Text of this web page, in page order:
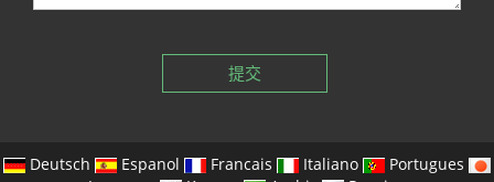
提交
Deutsch Espanol Francais Italiano
Portugues